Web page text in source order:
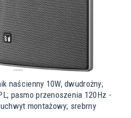
naścienny 10W, dwudrożny;
pasmo przenoszenia 120Hz -
montażowy; srebrny